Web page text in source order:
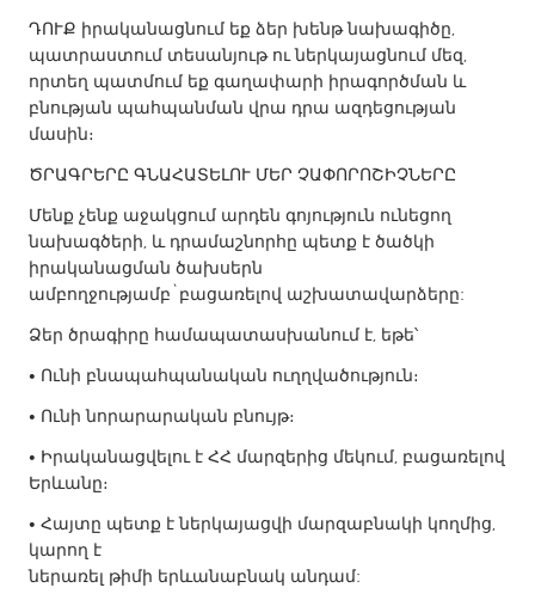
UNITED KINGDOM
Glasgow
UNITED STATES
Ann Arbor, MI
Austin, TX
Baltimore, MD
Boston, MA
Burlingame-San Mateo, CA
Cass Clay
Chicago, IL
Cleveland, OH
Detroit, MI
Durham, NC
Gainesville, FL
Georgetown, MA
Gloucester, MA
Hamilton-Wenham, MA
Ipswich, MA
Key West, FL
Los Angeles, CA
New York City, NY
Newburgh, NY
Newburyport, MA
North Minneapolis, MN
ԴՈՒՔ իրականացնում եք ձեր խենթ նախագիծը,
պատրաստում տեսանյութ ու ներկայացնում մեզ,
որտեղ պատմում եք գաղափարի իրագործման և
բնության պահպանման վրա դրա ազդեցության
մասին։
ԾՐԱԳՐԵՐԸ ԳՆԱՀԱՏԵԼՈՒ ՄԵՐ ՉԱՓՈՐՈՇԻՉՆԵՐԸ
Մենք չենք աջակցում արդեն գոյություն ունեցող
նախագծերի, և դրամաշնորհը պետք է ծածկի
իրականացման ծախսերն
ամբողջությամբ`բացառելով աշխատավարձերը:
Ձեր ծրագիրը համապատասխանում է, եթե՝
• Ունի բնապահպանական ուղղվածություն։
• Ունի նորարարական բնույթ։
• Իրականացվելու է ՀՀ մարզերից մեկում, բացառելով
Երևանը։
• Հայտը պետք է ներկայացվի մարզաբնակի կողմից,
կարող է
ներառել թիմի երևանաբնակ անդամ: